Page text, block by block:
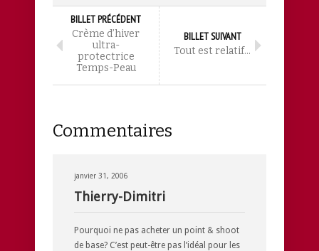
BILLET PRÉCÉDENT
Crème d’hiver
ultra-
protectrice
Temps-Peau
BILLET SUIVANT
Tout est relatif…
Commentaires
janvier 31, 2006
Thierry-Dimitri
Pourquoi ne pas acheter un point & shoot
de base? C’est peut-être pas l’idéal pour les